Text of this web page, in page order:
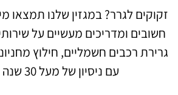
זקוקים לגרר? במגזין שלנו תמצאו
חשובים ומדריכים מעשיים על
גרירת רכבים חשמליים, חילוץ
עם ניסיון של מעל 30 שנה בתחום.